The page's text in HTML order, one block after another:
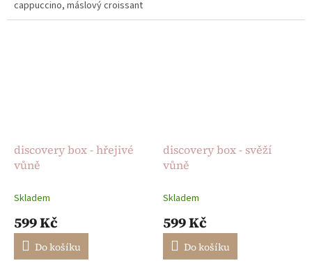
cappuccino, máslový croissant
a sladký tón tonky se mísí s
discovery box - hřejivé
vůně
Skladem
599 Kč
Do košíku
discovery box - svěží
vůně
Skladem
599 Kč
Do košíku